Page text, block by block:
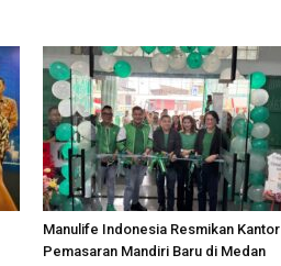
Manulife Indonesia Resmikan Kantor
Pemasaran Mandiri Baru di Medan